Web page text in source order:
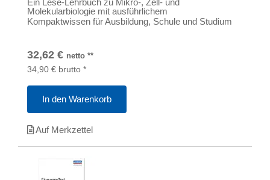
Ein Lese-Lehrbuch zu Mikro-, Zell- und
Molekularbiologie mit ausführlichem
Kompaktwissen für Ausbildung, Schule und Studium
32,62 € netto **
34,90 € brutto *
In den Warenkorb
Auf Merkzettel